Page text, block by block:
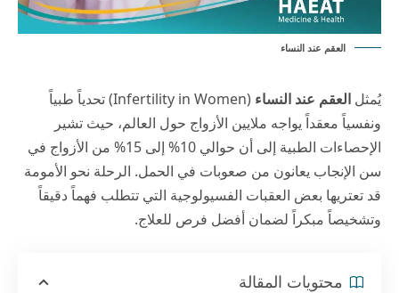
العقم عند النساء
يُمثل العقم عند النساء
(Infertility in Women) تحدياً طبياً
ونفسياً معقداً يواجه ملايين الأزواج حول العالم، حيث تشير
الإحصاءات الطبية إلى أن حوالي 10% إلى 15% من الأزواج في
سن الإنجاب يعانون من صعوبات في الحمل. الرحلة نحو الأمومة
قد تعتريها بعض العقبات الفسيولوجية التي تتطلب فهماً دقيقاً
وتشخيصاً مبكراً لضمان أفضل فرص للعلاج.
محتويات المقالة